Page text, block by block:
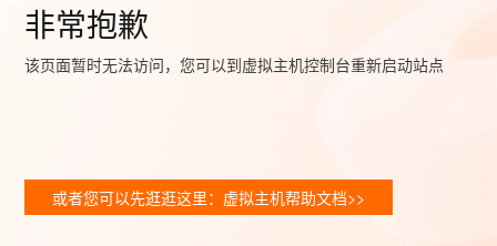
非常抱歉
该页面暂时无法访问，您可以到虚拟主机控制台重新启动站点
或者您可以先逛逛这里：虚拟主机帮助文档>>